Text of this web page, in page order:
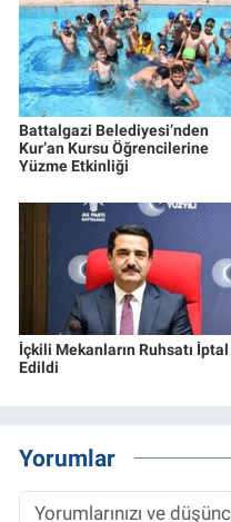
Battalgazi Belediyesi’nden
Kur’an Kursu Öğrencilerine
Yüzme Etkinliği
İçkili Mekanların Ruhsatı İptal
Edildi
Yorumlar